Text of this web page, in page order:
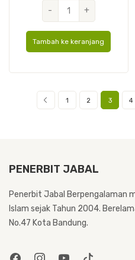
-
Kuantitas
Al
Hikmah
+
Tambah ke keranjang
1 2 3 4
PENERBIT JABAL
Penerbit Jabal Berpengalaman
Islam sejak Tahun 2004.
No.47 Kota Bandung.